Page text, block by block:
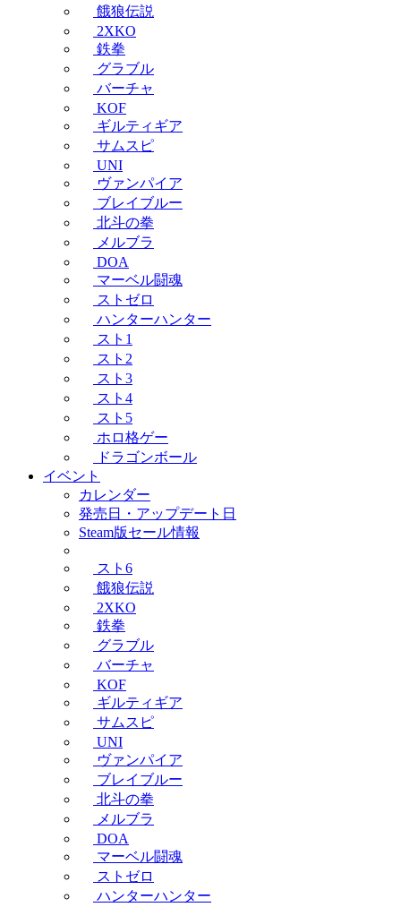
餓狼伝説
2XKO
鉄拳
グラブル
バーチャ
KOF
ギルティギア
サムスピ
UNI
ヴァンパイア
ブレイブルー
北斗の拳
メルブラ
DOA
マーベル闘魂
ストゼロ
ハンターハンター
スト1
スト2
スト3
スト4
スト5
ホロ格ゲー
ドラゴンボール
イベント
カレンダー
発売日・アップデート日
Steam版セール情報
スト6
餓狼伝説
2XKO
鉄拳
グラブル
バーチャ
KOF
ギルティギア
サムスピ
UNI
ヴァンパイア
ブレイブルー
北斗の拳
メルブラ
DOA
マーベル闘魂
ストゼロ
ハンターハンター